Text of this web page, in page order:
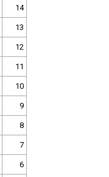
14
13
12
11
10
9
8
7
6